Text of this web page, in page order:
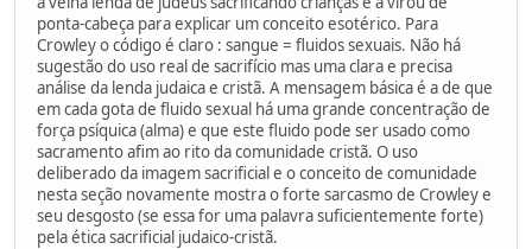
ponta-cabeça para explicar um conceito esotérico. Para
Crowley o código é claro : sangue = fluidos sexuais. Não há
sugestão do uso real de sacrifício mas uma clara e precisa
análise da lenda judaica e cristã. A mensagem básica é a de que
em cada gota de fluido sexual há uma grande concentração de
força psíquica (alma) e que este fluido pode ser usado como
sacramento afim ao rito da comunidade cristã. O uso
deliberado da imagem sacrificial e o conceito de comunidade
nesta seção novamente mostra o forte sarcasmo de Crowley e
seu desgosto (se essa for uma palavra suficientemente forte)
pela ética sacrificial judaico-cristã.